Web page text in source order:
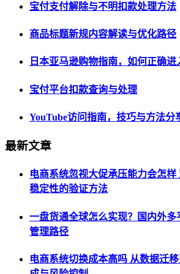
宝付支付解除与不明扣款处理方法
商品标题新规内容解读与优化路径
日本亚马逊购物指南，如何正确进
宝付平台扣款查询与处理
YouTube访问指南，技巧与方法分
最新文章
电商系统忽视大促承压能力会怎样
稳定性的验证方法
一盘货通全球怎么实现？国内外多
管理路径
电商系统切换成本高吗 从数据迁